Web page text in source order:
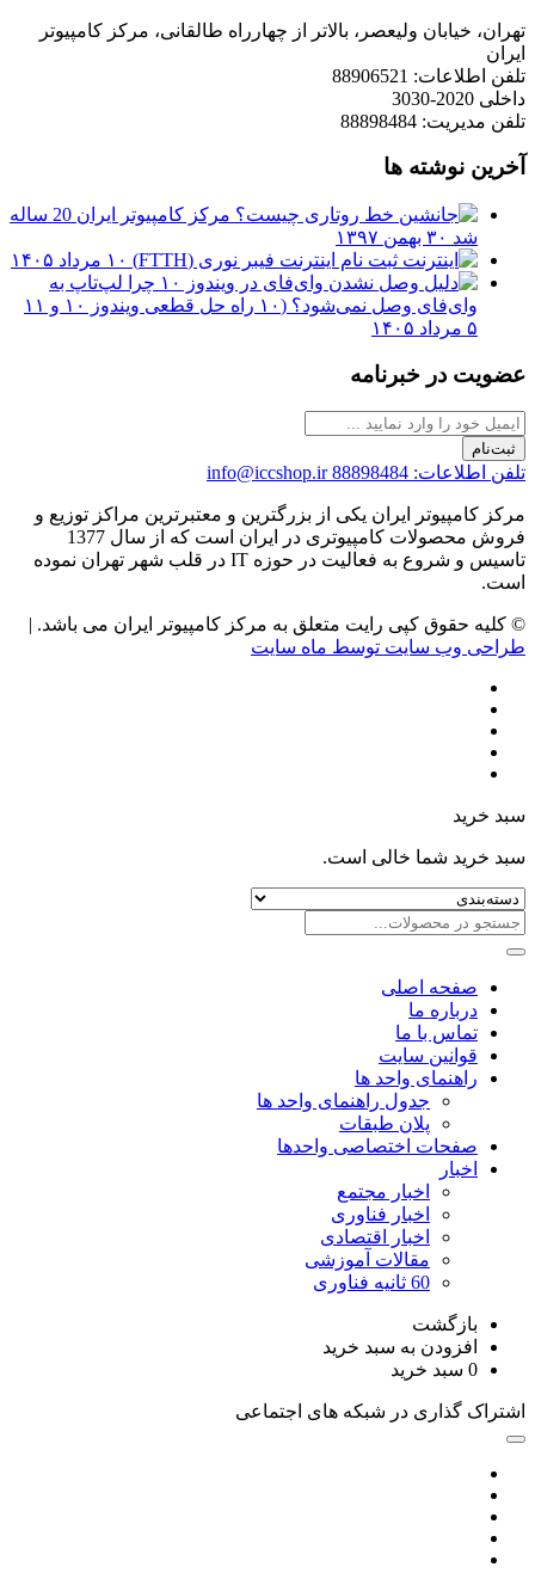
تهران، خیابان ولیعصر، بالاتر از چهارراه طالقانی، مرکز کامپیوتر
ایران
تلفن اطلاعات: 88906521
داخلی 2020-3030
تلفن مدیریت: 88898484
آخرین نوشته ها
مرکز کامپیوتر ایران 20 ساله
شد ۳۰ بهمن ۱۳۹۷
ثبت نام اینترنت فیبر نوری (FTTH)
۱۰ مرداد ۱۴۰۵
چرا لپ‌تاپ به
وای‌فای وصل نمی‌شود؟ (۱۰ راه حل قطعی ویندوز ۱۰ و ۱۱
۵ مرداد ۱۴۰۵
عضویت در خبرنامه
ثبت‌نام
تلفن اطلاعات: 88898484 info@iccshop.ir
مرکز کامپیوتر ایران یکی از بزرگترین و معتبرترین مراکز توزیع و
فروش محصولات کامپیوتری در ایران است که از سال 1377
تاسیس و شروع به فعالیت در حوزه IT در قلب شهر تهران نموده
است.
© کلیه حقوق کپی رایت متعلق به مرکز کامپیوتر ایران می باشد. |
طراحی وب سایت توسط ماه سایت
سبد خرید
سبد خرید شما خالی است.
صفحه اصلی
درباره ما
تماس با ما
قوانین سایت
راهنمای واحد ها
جدول راهنمای واحد ها
پلان طبقات
صفحات اختصاصی واحدها
اخبار
اخبار مجتمع
اخبار فناوری
اخبار اقتصادی
مقالات آموزشی
60 ثانیه فناوری
بازگشت
افزودن به سبد خرید
0 سبد خرید
اشتراک گذاری در شبکه های اجتماعی